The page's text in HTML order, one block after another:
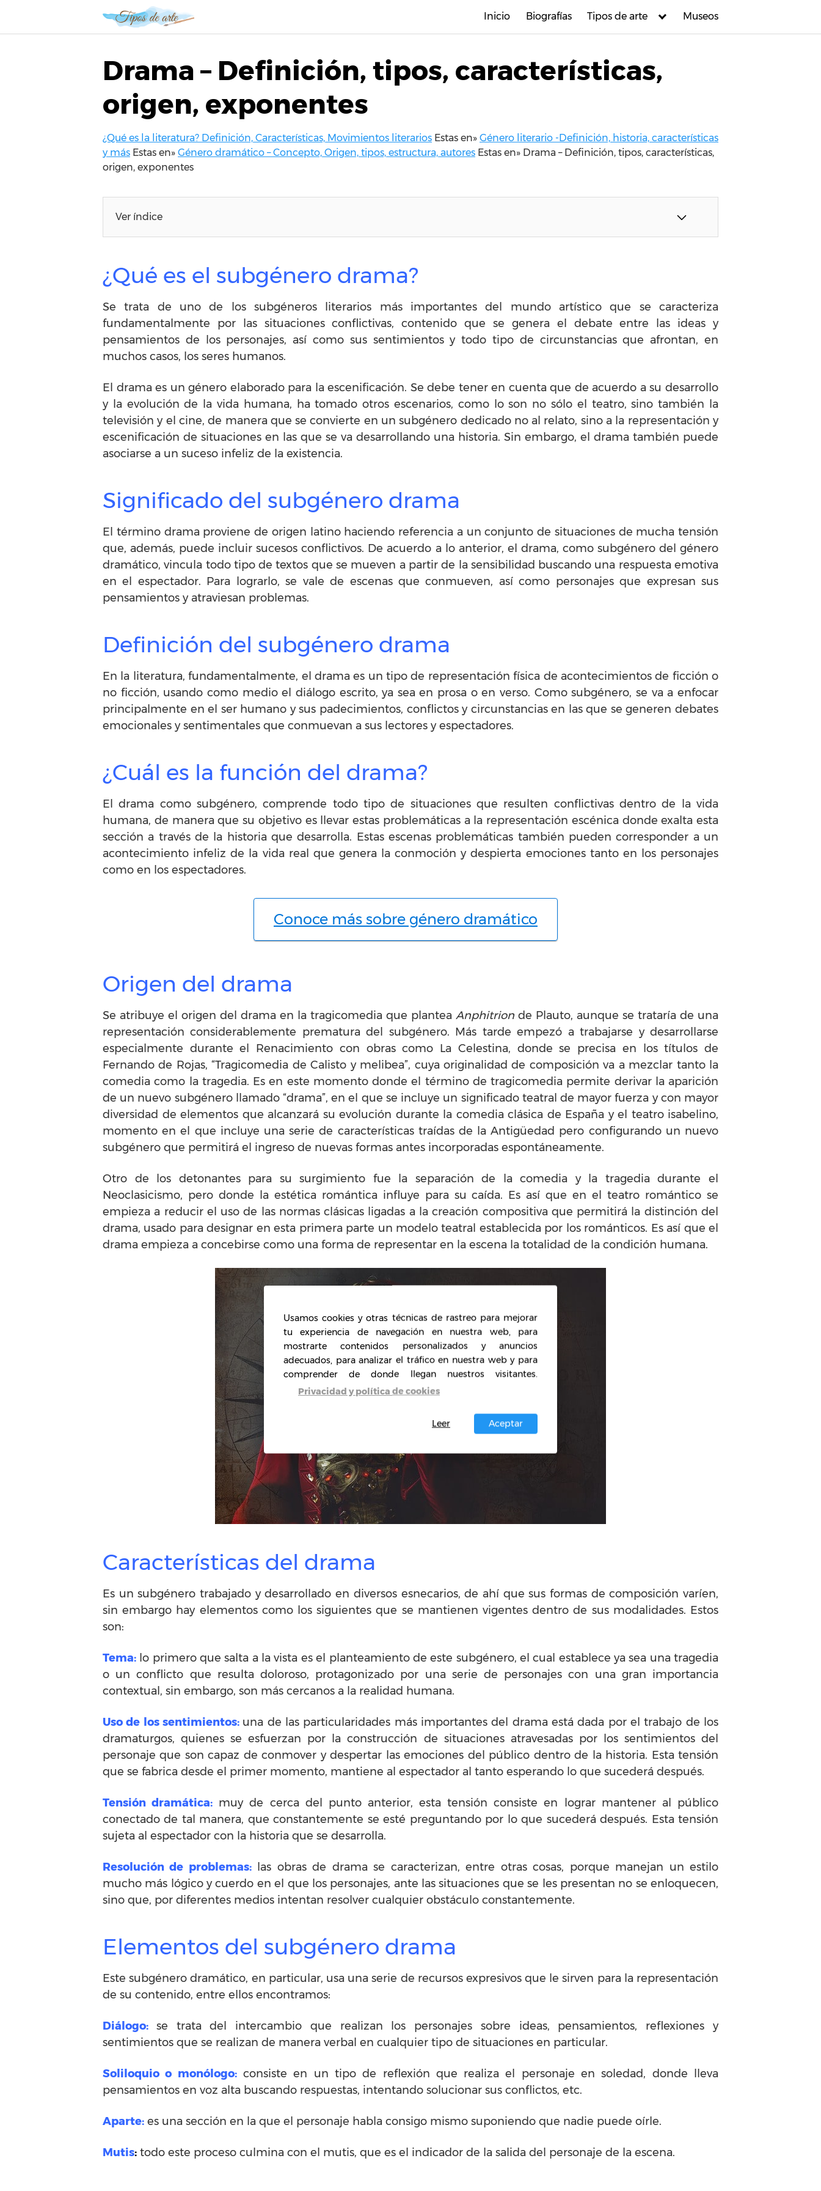
l
Inicio Biografías Tipos de arte Museos
Drama – Definición, tipos, características,
origen, exponentes
¿Qué es la literatura? Definición, Características, Movimientos literarios Estas en» Género literario -Definición, historia, características
y más Estas en» Género dramático – Concepto, Origen, tipos, estructura, autores Estas en» Drama – Definición, tipos, características,
origen, exponentes
Ver índice
¿Qué es el subgénero drama?
Se trata de uno de los subgéneros literarios más importantes del mundo artístico que se caracteriza
fundamentalmente por las situaciones conflictivas, contenido que se genera el debate entre las ideas y
pensamientos de los personajes, así como sus sentimientos y todo tipo de circunstancias que afrontan, en
muchos casos, los seres humanos.
El drama es un género elaborado para la escenificación. Se debe tener en cuenta que de acuerdo a su desarrollo
y la evolución de la vida humana, ha tomado otros escenarios, como lo son no sólo el teatro, sino también la
televisión y el cine, de manera que se convierte en un subgénero dedicado no al relato, sino a la representación y
escenificación de situaciones en las que se va desarrollando una historia. Sin embargo, el drama también puede
asociarse a un suceso infeliz de la existencia.
Significado del subgénero drama
El término drama proviene de origen latino haciendo referencia a un conjunto de situaciones de mucha tensión
que, además, puede incluir sucesos conflictivos. De acuerdo a lo anterior, el drama, como subgénero del género
dramático, vincula todo tipo de textos que se mueven a partir de la sensibilidad buscando una respuesta emotiva
en el espectador. Para lograrlo, se vale de escenas que conmueven, así como personajes que expresan sus
pensamientos y atraviesan problemas.
Definición del subgénero drama
En la literatura, fundamentalmente, el drama es un tipo de representación física de acontecimientos de ficción o
no ficción, usando como medio el diálogo escrito, ya sea en prosa o en verso. Como subgénero, se va a enfocar
principalmente en el ser humano y sus padecimientos, conflictos y circunstancias en las que se generen debates
emocionales y sentimentales que conmuevan a sus lectores y espectadores.
¿Cuál es la función del drama?
El drama como subgénero, comprende todo tipo de situaciones que resulten conflictivas dentro de la vida
humana, de manera que su objetivo es llevar estas problemáticas a la representación escénica donde exalta esta
sección a través de la historia que desarrolla. Estas escenas problemáticas también pueden corresponder a un
acontecimiento infeliz de la vida real que genera la conmoción y despierta emociones tanto en los personajes
como en los espectadores.
Conoce más sobre género dramático
Origen del drama
Se atribuye el origen del drama en la tragicomedia que plantea Anphitrion de Plauto, aunque se trataría de una
representación considerablemente prematura del subgénero. Más tarde empezó a trabajarse y desarrollarse
especialmente durante el Renacimiento con obras como La Celestina, donde se precisa en los títulos de
Fernando de Rojas, “Tragicomedia de Calisto y melibea”, cuya originalidad de composición va a mezclar tanto la
comedia como la tragedia. Es en este momento donde el término de tragicomedia permite derivar la aparición
de un nuevo subgénero llamado “drama”, en el que se incluye un significado teatral de mayor fuerza y con mayor
diversidad de elementos que alcanzará su evolución durante la comedia clásica de España y el teatro isabelino,
momento en el que incluye una serie de características traídas de la Antigüedad pero configurando un nuevo
subgénero que permitirá el ingreso de nuevas formas antes incorporadas espontáneamente.
Otro de los detonantes para su surgimiento fue la separación de la comedia y la tragedia durante el
Neoclasicismo, pero donde la estética romántica influye para su caída. Es así que en el teatro romántico se
empieza a reducir el uso de las normas clásicas ligadas a la creación compositiva que permitirá la distinción del
drama, usado para designar en esta primera parte un modelo teatral establecida por los románticos. Es así que el
drama empieza a concebirse como una forma de representar en la escena la totalidad de la condición humana.
Características del drama
Es un subgénero trabajado y desarrollado en diversos esnecarios, de ahí que sus formas de composición varíen,
sin embargo hay elementos como los siguientes que se mantienen vigentes dentro de sus modalidades. Estos
son:
Tema: lo primero que salta a la vista es el planteamiento de este subgénero, el cual establece ya sea una tragedia
o un conflicto que resulta doloroso, protagonizado por una serie de personajes con una gran importancia
contextual, sin embargo, son más cercanos a la realidad humana.
Uso de los sentimientos: una de las particularidades más importantes del drama está dada por el trabajo de los
dramaturgos, quienes se esfuerzan por la construcción de situaciones atravesadas por los sentimientos del
personaje que son capaz de conmover y despertar las emociones del público dentro de la historia. Esta tensión
que se fabrica desde el primer momento, mantiene al espectador al tanto esperando lo que sucederá después.
Tensión dramática: muy de cerca del punto anterior, esta tensión consiste en lograr mantener al público
conectado de tal manera, que constantemente se esté preguntando por lo que sucederá después. Esta tensión
sujeta al espectador con la historia que se desarrolla.
Resolución de problemas:las obras de drama se caracterizan, entre otras cosas, porque manejan un estilo
mucho más lógico y cuerdo en el que los personajes, ante las situaciones que se les presentan no se enloquecen,
sino que, por diferentes medios intentan resolver cualquier obstáculo constantemente.
Elementos del subgénero drama
Este subgénero dramático, en particular, usa una serie de recursos expresivos que le sirven para la representación
de su contenido, entre ellos encontramos:
Diálogo: se trata del intercambio que realizan los personajes sobre ideas, pensamientos, reflexiones y
sentimientos que se realizan de manera verbal en cualquier tipo de situaciones en particular.
Soliloquio o monólogo:consiste en un tipo de reflexión que realiza el personaje en soledad, donde lleva
pensamientos en voz alta buscando respuestas, intentando solucionar sus conflictos, etc.
Aparte: es una sección en la que el personaje habla consigo mismo suponiendo que nadie puede oírle.
Mutis: todo este proceso culmina con el mutis, que es el indicador de la salida del personaje de la escena.
Usamos cookies y otras técnicas de rastreo para mejorar
tu experiencia de navegación en nuestra web, para
mostrarte contenidos personalizados y anuncios
adecuados, para analizar el tráfico en nuestra web y para
comprender de donde llegan nuestros visitantes.
Privacidad y política de cookies
Aceptar
Leer